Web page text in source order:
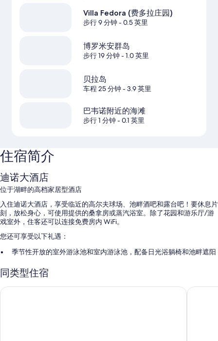
Villa Fedora (费多拉庄园)
步行 9 分钟- 0.5 英里
博罗米安群岛
步行 19 分钟- 1.0 英里
贝拉岛
车程 25 分钟- 3.9 英里
巴韦诺附近的海滩
步行 1 分钟- 0.1 英里
住宿简介
迪诺大酒店
位于湖畔的高档家居型酒店
入住迪诺大酒店，享受临近的高尔夫球场、池畔酒吧和露台吧！要休息片
刻，放松身心，可使用提供的桑拿房或蒸汽浴室。除了花园和游乐厅/游
戏室外，住客还可以连接免费房内 WiFi。
您还可享受以下礼遇：
季节性开放的室外游泳池和室内游泳池，配备日光浴躺椅和池畔遮阳
欧式早餐（收费）、自助停车（收费）和电动车充电站
保姆服务（收费）、24 小时前台服务和电梯
同类型住宿
拉帕尔马酒店 阿斯托